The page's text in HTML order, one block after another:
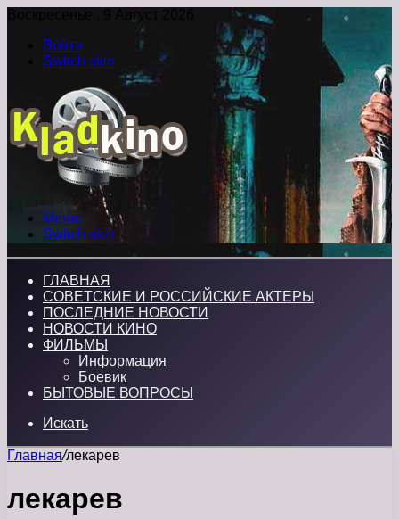
Воскресенье , 9 Август 2026
Войти
Switch skin
Меню
Switch skin
ГЛАВНАЯ
СОВЕТСКИЕ И РОССИЙСКИЕ АКТЕРЫ
ПОСЛЕДНИЕ НОВОСТИ
НОВОСТИ КИНО
ФИЛЬМЫ
Информация
Боевик
БЫТОВЫЕ ВОПРОСЫ
Искать
Главная/лекарев
лекарев